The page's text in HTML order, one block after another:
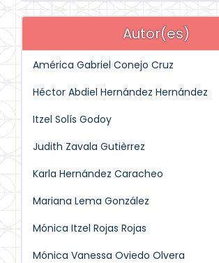
Autor(es)
América Gabriel Conejo Cruz
Héctor Abdiel Hernández Hernández
Itzel Solís Godoy
Judith Zavala Gutièrrez
Karla Hernández Caracheo
Mariana Lema González
Mónica Itzel Rojas Rojas
Mónica Vanessa Oviedo Olvera